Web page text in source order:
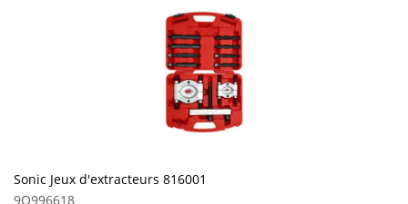
Sonic Jeux d'extracteurs 816001
9O996618